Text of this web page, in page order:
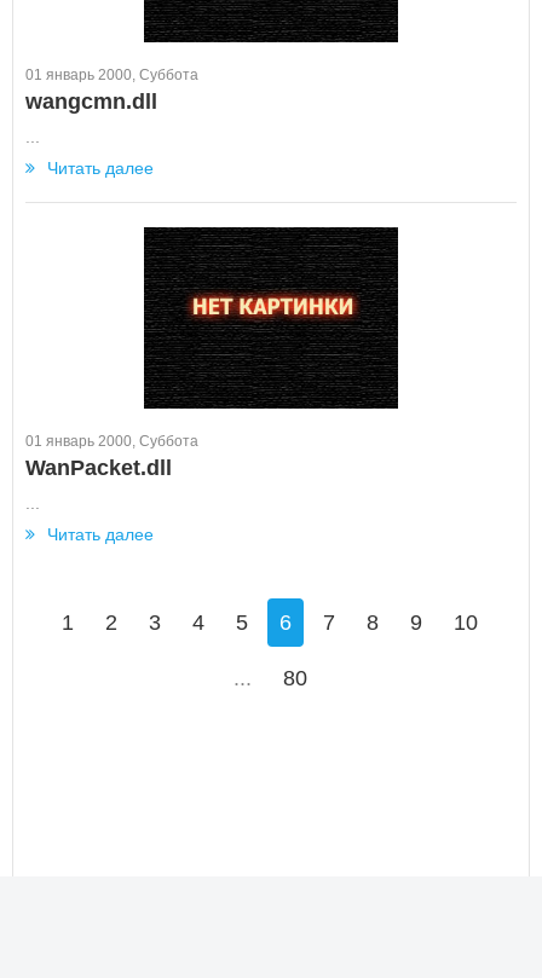
01 январь 2000, Суббота
wangcmn.dll
Читать далее
01 январь 2000, Суббота
WanPacket.dll
Читать далее
1 2 3 4 5 6 7 8 9 10
... 80